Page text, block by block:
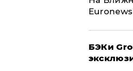
Euronews
​БЭКи